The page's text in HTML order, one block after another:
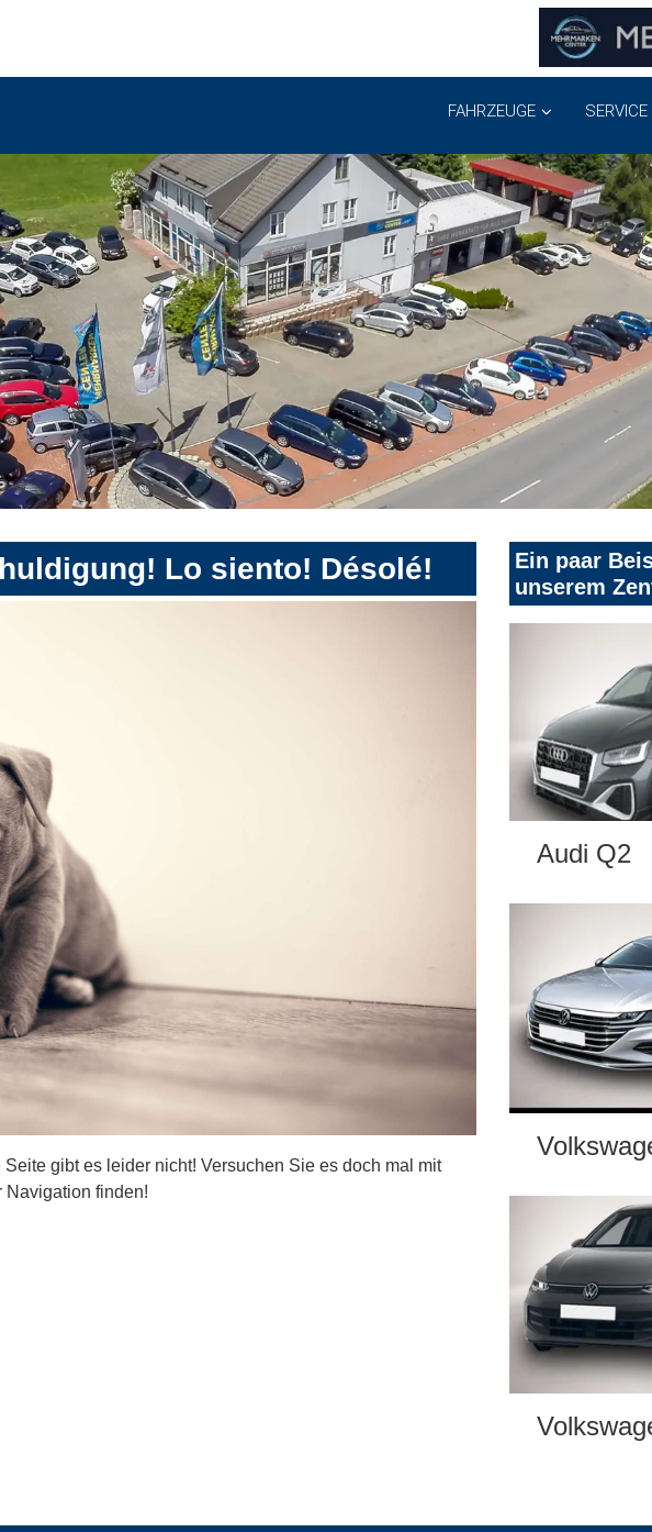
FAHRZEUGE SERVICE
Lo siento! Désolé!
gibt es leider nicht! Versuchen Sie es doch mal mit
Navigation finden!
Ein paar
unserem
Audi Q2